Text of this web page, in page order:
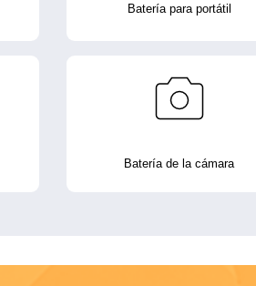
Batería para portátil
Batería de la cámara